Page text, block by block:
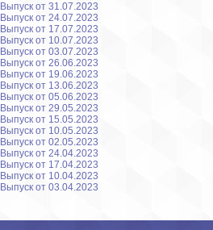
Выпуск от 31.07.2023
Выпуск от 24.07.2023
Выпуск от 17.07.2023
Выпуск от 10.07.2023
Выпуск от 03.07.2023
Выпуск от 26.06.2023
Выпуск от 19.06.2023
Выпуск от 13.06.2023
Выпуск от 05.06.2023
Выпуск от 29.05.2023
Выпуск от 15.05.2023
Выпуск от 10.05.2023
Выпуск от 02.05.2023
Выпуск от 24.04.2023
Выпуск от 17.04.2023
Выпуск от 10.04.2023
Выпуск от 03.04.2023